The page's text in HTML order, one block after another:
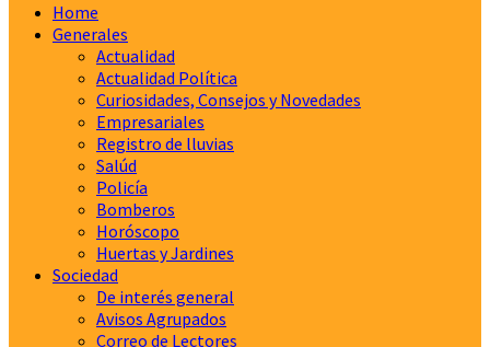
Home
Generales
Actualidad
Actualidad Política
Curiosidades, Consejos y Novedades
Empresariales
Registro de lluvias
Salúd
Policía
Bomberos
Horóscopo
Huertas y Jardines
Sociedad
De interés general
Avisos Agrupados
Correo de Lectores